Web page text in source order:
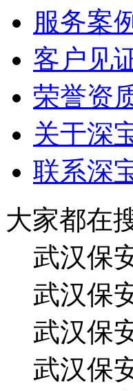
服务案
客户见
荣誉资
关于深
联系深
大家都在
武汉保
武汉保
武汉保
武汉保